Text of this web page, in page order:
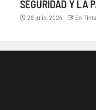
SEGURIDAD Y LA
28 julio, 2026 En